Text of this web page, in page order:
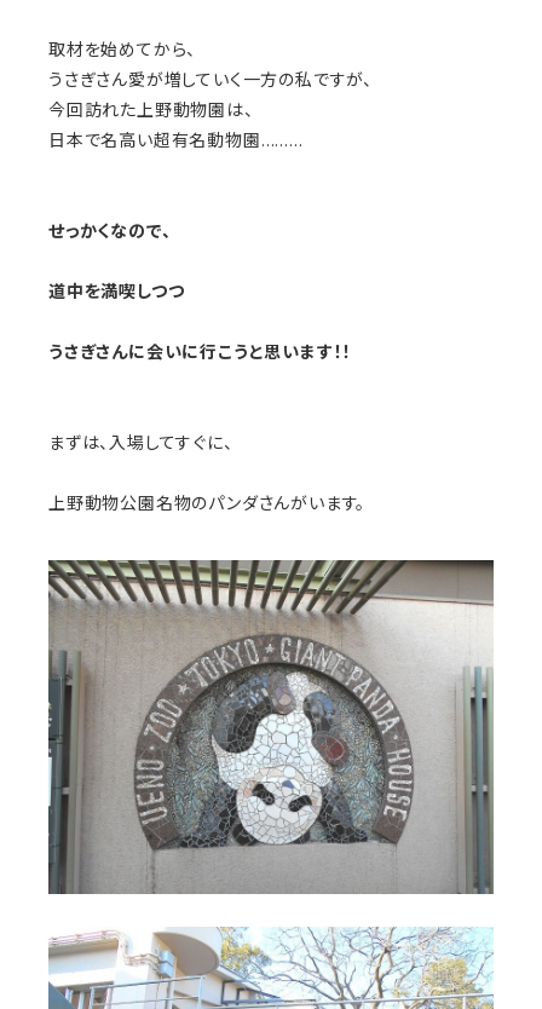
取材を始めてから、
うさぎさん愛が増していく一方の私ですが、
今回訪れた上野動物園は、
日本で名高い超有名動物園………
せっかくなので、
道中を満喫しつつ
うさぎさんに会いに行こうと思います！！
まずは、入場してすぐに、
上野動物公園名物のパンダさんがいます。